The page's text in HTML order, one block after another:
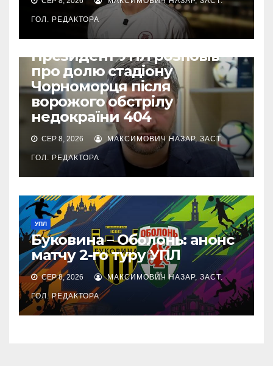
ГОЛ. РЕДАКТОРА
ВІЙНА УКРАЇНИ ПРОТИ РФ УПЛ
Президент УПЛ розповів
про долю стадіону
Чорноморця після
ворожого обстрілу
недокраїни 404
СЕР 8, 2026 МАКСИМОВИЧ НАЗАР, ЗАСТ.
ГОЛ. РЕДАКТОРА
УПЛ
Буковина – Оболонь: анонс
матчу 2-го туру УПЛ
СЕР 8, 2026 МАКСИМОВИЧ НАЗАР, ЗАСТ.
ГОЛ. РЕДАКТОРА